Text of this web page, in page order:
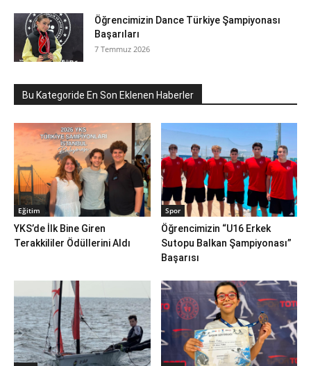
Öğrencimizin Dance Türkiye Şampiyonası
Başarıları
7 Temmuz 2026
Bu Kategoride En Son Eklenen Haberler
Eğitim
YKS’de İlk Bine Giren
Terakkililer Ödüllerini Aldı
Spor
Öğrencimizin “U16 Erkek
Sutopu Balkan Şampiyonası”
Başarısı